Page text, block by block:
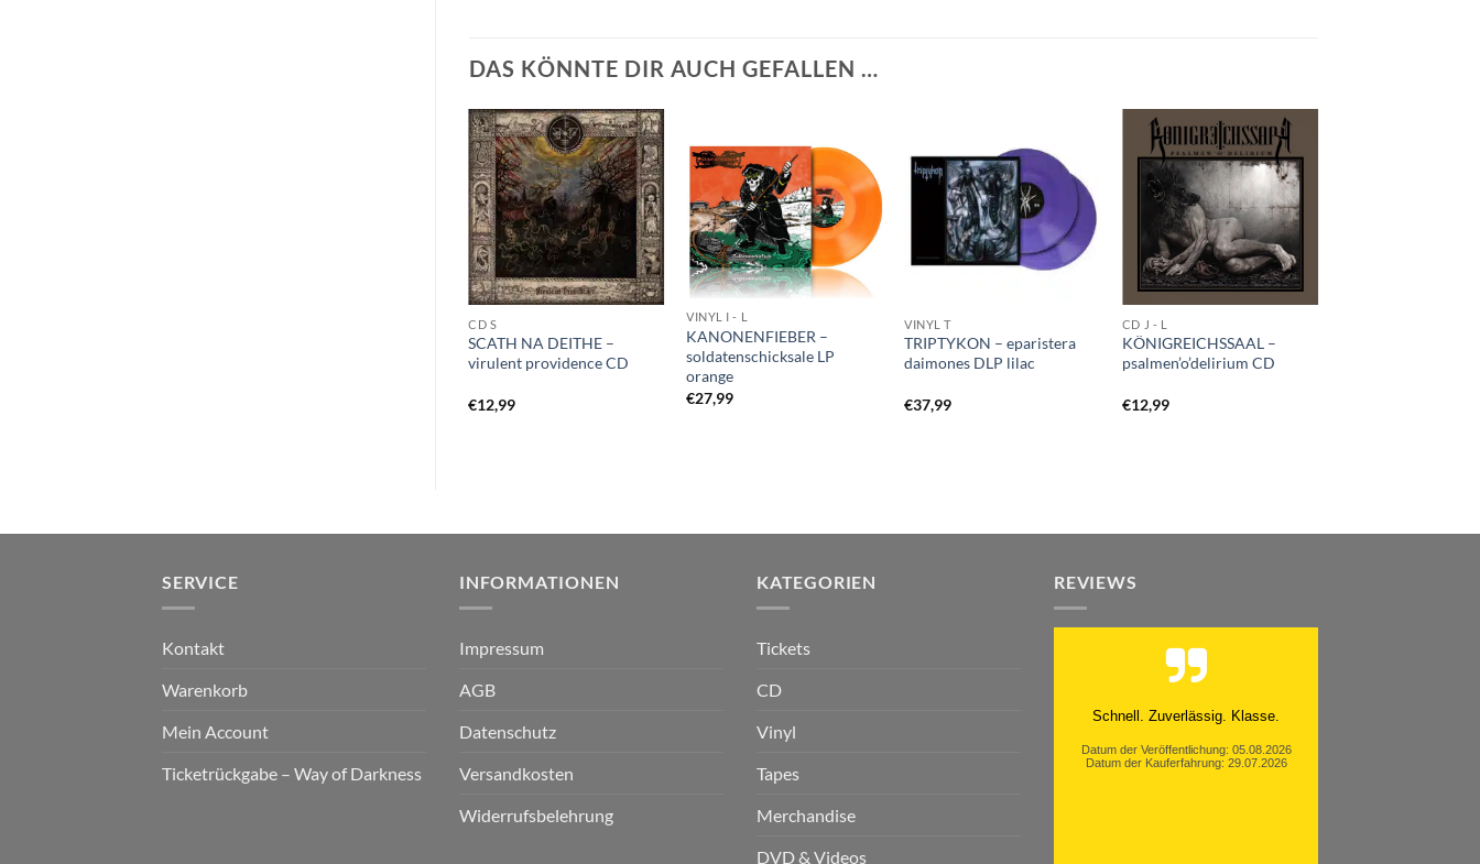
DAS KÖNNTE DIR AUCH GEFALLEN …
CD S
SCATH NA DEITHE –
virulent providence CD
€12,99
VINYL I - L
KANONENFIEBER –
soldatenschicksale LP
orange
€27,99
VINYL T
TRIPTYKON – eparistera
daimones DLP lilac
€37,99
CD J - L
KÖNIGREICHSSAAL –
psalmen’o’delirium CD
€12,99
SERVICE
Kontakt
Warenkorb
Mein Account
Ticketrückgabe – Way of Darkness
INFORMATIONEN
Impressum
AGB
Datenschutz
Versandkosten
Widerrufsbelehrung
KATEGORIEN
Tickets
CD
Vinyl
Tapes
Merchandise
DVD & Videos
REVIEWS
Schnell. Zuverlässig. Klasse.
Datum der Veröffentlichung: 05.08.2026
Datum der Kauferfahrung: 29.07.2026